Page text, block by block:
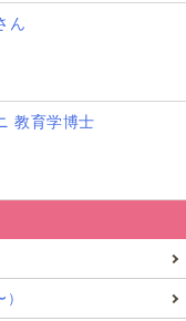
おすすめ朗読
の英語朗
ん
教育学博士